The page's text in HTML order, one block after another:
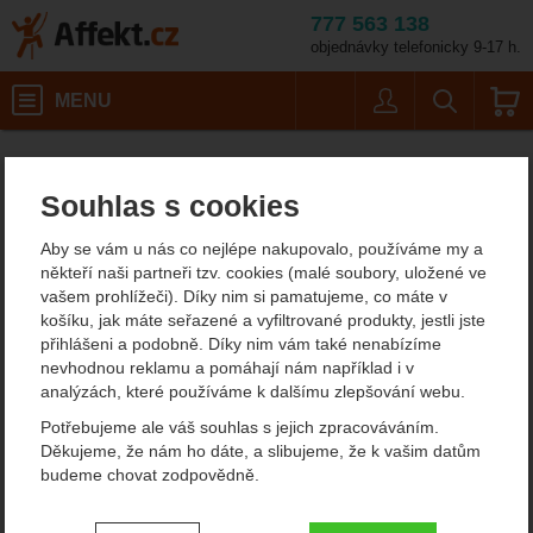
Souhlas s cookies
Aby se vám u nás co nejlépe nakupovalo, používáme my a
někteří naši partneři tzv. cookies (malé soubory, uložené ve
vašem prohlížeči). Díky nim si pamatujeme, co máte v
košíku, jak máte seřazené a vyfiltrované produkty, jestli jste
přihlášeni a podobně. Díky nim vám také nenabízíme
nevhodnou reklamu a pomáhají nám například i v
analýzách, které používáme k dalšímu zlepšování webu.
Potřebujeme ale váš souhlas s jejich zpracováváním.
Děkujeme, že nám ho dáte, a slibujeme, že k vašim datům
budeme chovat zodpovědně.
Nastavení souhlasů s kategoriemi
777 563 138
objednávky telefonicky 9-17 h.
MENU
Vybavení pro kempování, campingové potřeby Boker
Nože Böker
Böker- synonymum spolehlivosti
Hledáte nůž, na který se můžete spolehnout při kempování,
turistice, lovu nebo každodenním nošení?Nože Bökerpatří mezi
nejuznávanější nožířské značky na světě. Spojují více než 150 let
zkušeností, precizní zpracování, kvalitní materiály a inovativní
design.
Zobrazit více